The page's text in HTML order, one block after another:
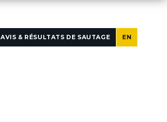
AVIS & RÉSULTATS DE SAUTAGE EN